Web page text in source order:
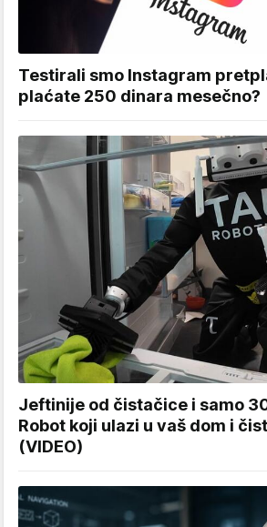
Testirali smo Instagram
plaćate 250 dinara mesečno?
Jeftinije od čistačice i samo
Robot koji ulazi u vaš dom i
(VIDEO)